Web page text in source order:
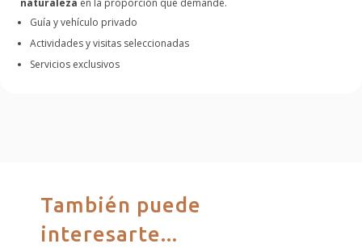
naturaleza en la proporción que demande.
Guía y vehículo privado
Actividades y visitas seleccionadas
Servicios exclusivos
También puede
interesarte...